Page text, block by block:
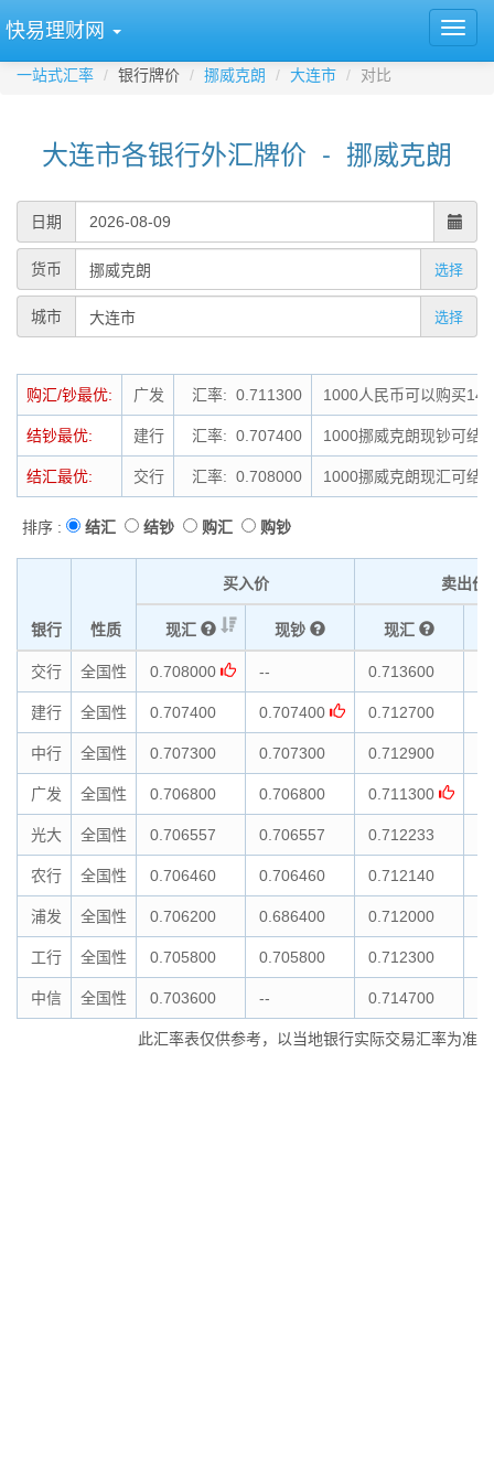
快易理财网
一站式汇率 银行牌价 挪威克朗 大连市 对比
大连市各银行外汇牌价 - 挪威克朗
日期
货币 选择
城市 选择
购汇/钞最优: 广发 汇率: 0.711300 1000人民币可以购买
结钞最优: 建行 汇率: 0.707400 1000挪威克朗现钞可结
结汇最优: 交行 汇率: 0.708000 1000挪威克朗现汇可结
排序 : 结汇 结钞 购汇 购钞
银行 性质
买入价 卖出价
现汇 现钞 现汇
交行 全国性 0.708000 -- 0.713600
建行 全国性 0.707400 0.707400 0.712700
中行 全国性 0.707300 0.707300 0.712900
广发 全国性 0.706800 0.706800 0.711300
光大 全国性 0.706557 0.706557 0.712233
农行 全国性 0.706460 0.706460 0.712140
浦发 全国性 0.706200 0.686400 0.712000
工行 全国性 0.705800 0.705800 0.712300
中信 全国性 0.703600 -- 0.714700
此汇率表仅供参考，以当地银行实际交易汇率为准